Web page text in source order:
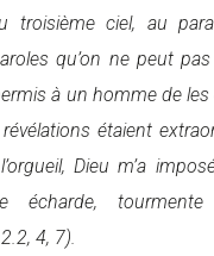
troisième ciel, au
qu’on ne peut
à un homme de les
étaient
Dieu m’a
écharde,
4, 7).